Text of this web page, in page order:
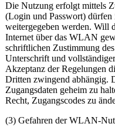
Die Nutzung erfolgt mittels
(Login und Passwort)
weitergegeben werden. Will
Internet über das WLAN
schriftlichen Zustimmung
Unterschrift und
Akzeptanz der Regelungen
Dritten zwingend abhängig.
Zugangsdaten geheim zu
Recht, Zugangscodes zu
(3) Gefahren der WLAN-